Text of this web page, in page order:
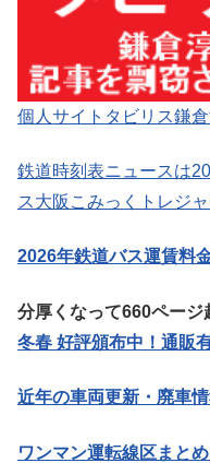
個人サイトタビリス鎌
鉄道時刻表ニュースは
ス大阪こみっくトレジ
2026年鉄道バス運賃料
分厚くなって660ページ
冬春 好評頒布中！通販
近年の車両更新・廃車
ワンマン運転線区まとめ